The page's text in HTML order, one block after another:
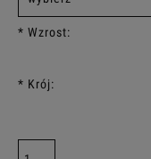
* Wzrost:
* Krój: